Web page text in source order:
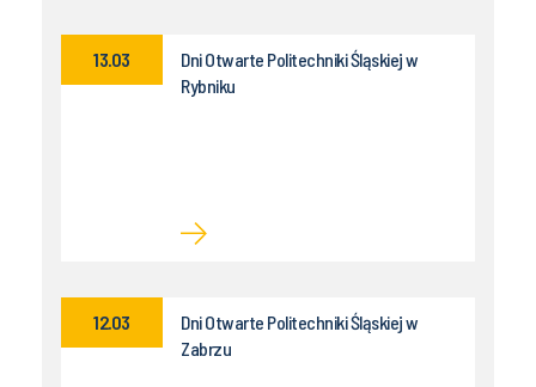
Dni Otwarte Politechniki Śląskiej w
Rybniku
13.03
Dni Otwarte Politechniki Śląskiej w
Zabrzu
12.03